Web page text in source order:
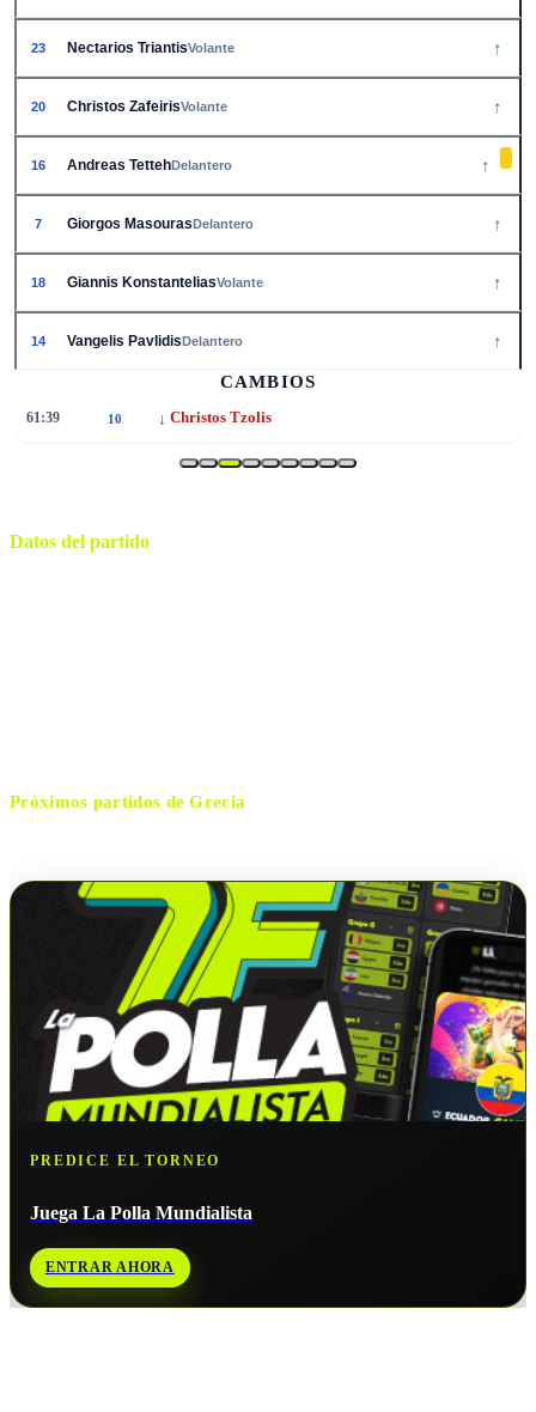
23 Nectarios TriantisVolante ↑
20 Christos ZafeirisVolante ↑
16 Andreas TettehDelantero ↑
7 Giorgos MasourasDelantero ↑
18 Giannis KonstanteliasVolante ↑
14 Vangelis PavlidisDelantero ↑
CAMBIOS
61:39 10 ↓ Christos Tzolis
Datos del partido
Próximos partidos deGrecia
PREDICE EL TORNEO
Juega La Polla Mundialista
ENTRAR AHORA